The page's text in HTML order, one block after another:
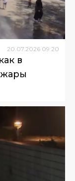
20.07.2026 09:20
в
жары